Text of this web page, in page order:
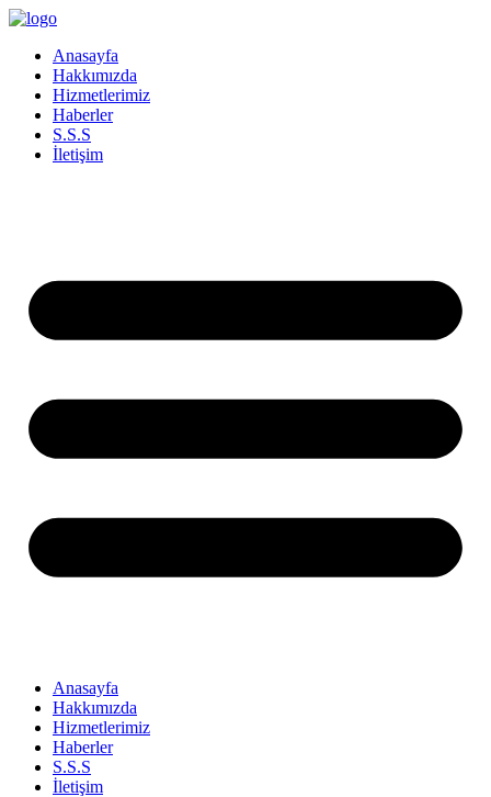
İçeriğe
Anasayfa
Hakkımızda
Hizmetlerimiz
Haberler
S.S.S
İletişim
Anasayfa
Hakkımızda
Hizmetlerimiz
Haberler
S.S.S
İletişim